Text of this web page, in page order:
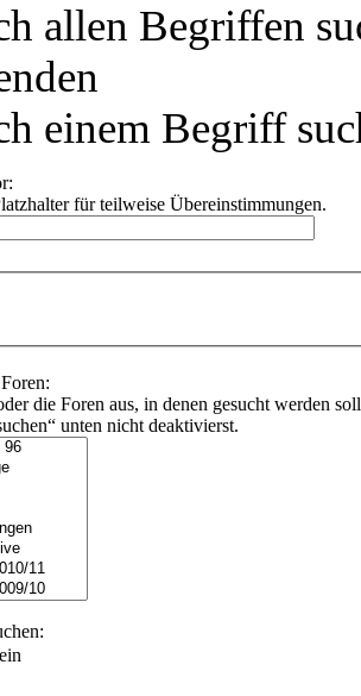
allen Begriffen
einem Begriff
für teilweise Übereinstimmungen.
die Foren aus, in denen gesucht werden
unten nicht deaktivierst.